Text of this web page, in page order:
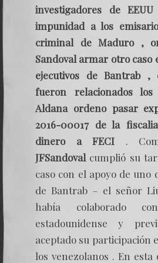
investigadores de
impunidad a los
criminal de Maduro ,
Sandoval armar otro caso
ejecutivos de Bantrab
fueron relacionados los
Aldana ordeno pasar
2016-00017 de la
dinero a FECI .
JFSandoval cumplió su
caso con el apoyo de uno
de Bantrab – el señor
había colaborado
estadounidense y
aceptado su participación
los venezolanos . En esta